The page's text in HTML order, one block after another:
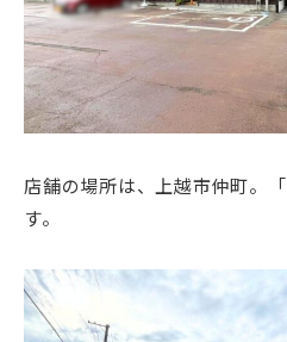
店舗の場所は、上越市仲町。「
す。